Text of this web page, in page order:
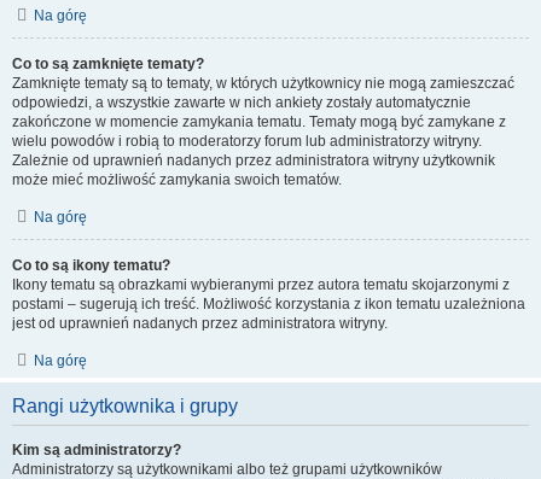
Na górę
Co to są zamknięte tematy?
Zamknięte tematy są to tematy, w których użytkownicy nie mogą zamieszczać
odpowiedzi, a wszystkie zawarte w nich ankiety zostały automatycznie
zakończone w momencie zamykania tematu. Tematy mogą być zamykane z
wielu powodów i robią to moderatorzy forum lub administratorzy witryny.
Zależnie od uprawnień nadanych przez administratora witryny użytkownik
może mieć możliwość zamykania swoich tematów.
Na górę
Co to są ikony tematu?
Ikony tematu są obrazkami wybieranymi przez autora tematu skojarzonymi z
postami – sugerują ich treść. Możliwość korzystania z ikon tematu uzależniona
jest od uprawnień nadanych przez administratora witryny.
Na górę
Rangi użytkownika i grupy
Kim są administratorzy?
Administratorzy są użytkownikami albo też grupami użytkowników